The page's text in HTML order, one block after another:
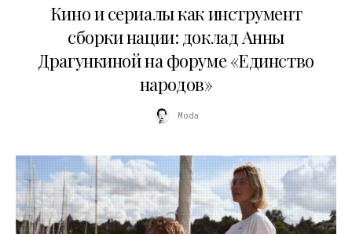
Кино и сериалы как инструмент
сборки нации: доклад Анны
Драгункиной на форуме «Единство
народов»
Moda